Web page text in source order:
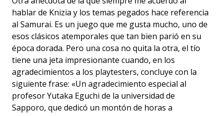
hablar de Knizia y los temas pegados hace referencia
al Samurai. Es un juego que me gusta mucho, uno de
esos clásicos atemporales que tan bien parió en su
época dorada. Pero una cosa no quita la otra, el tío
tiene una jeta impresionante cuando, en los
agradecimientos a los playtesters, concluye con la
siguiente frase: «Un agradecimiento especial al
profesor Yutaka Eguchi de la universidad de
Sapporo, que dedicó un montón de horas a